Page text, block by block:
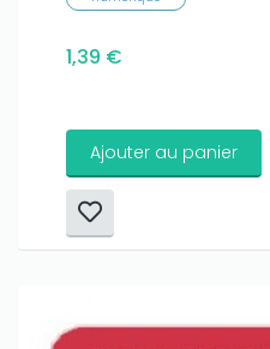
1,39 €
Ajouter au panier